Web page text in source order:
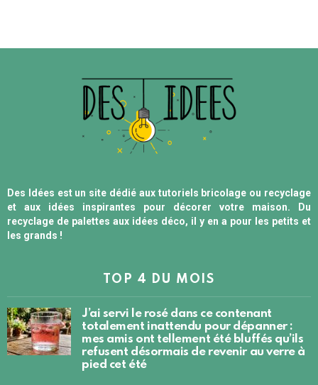
Des Idées est un site dédié aux tutoriels bricolage ou recyclage
et aux idées inspirantes pour décorer votre maison. Du
recyclage de palettes aux idées déco, il y en a pour les petits et
les grands !
TOP 4 DU MOIS
J’ai servi le rosé dans ce contenant
totalement inattendu pour dépanner :
mes amis ont tellement été bluffés qu’ils
refusent désormais de revenir au verre à
pied cet été